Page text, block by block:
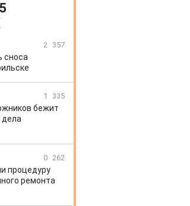
2 357
сноса
1 335
бежит
дела
0 262
процедуру
ремонта